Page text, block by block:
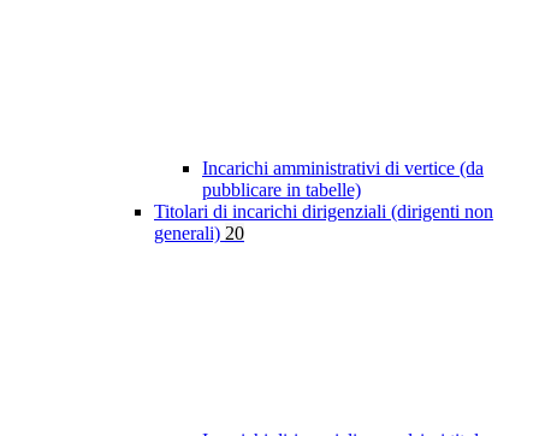
Incarichi amministrativi di vertice (da
pubblicare in tabelle)
Titolari di incarichi dirigenziali (dirigenti non
generali) 20